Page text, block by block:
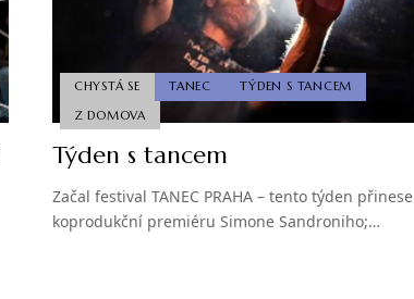
CHYSTÁ SE TANEC
TÝDEN S TANCEM
Z DOMOVA
Týden s tancem
Začal festival TANEC PRAHA – tento týden přinese
koprodukční premiéru Simone Sandroniho;…